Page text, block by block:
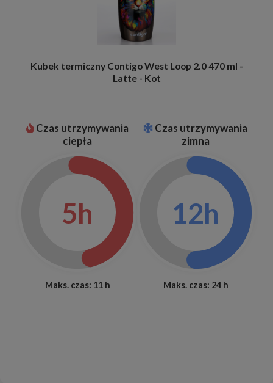
Kubek termiczny Contigo West Loop 2.0 470 ml -
Latte - Kot
Czas utrzymywania
ciepła
5h
Maks. czas: 11 h
Czas utrzymywania
zimna
12h
Maks. czas: 24 h